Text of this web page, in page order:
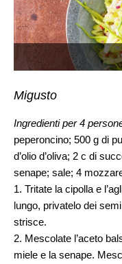
Migusto
Ingredientiper 4
peperoncino; 500 g di
d’olio d’oliva; 2 c di
senape; sale; 4
1. Tritate la cipolla e
lungo, privatelo dei
strisce.
2. Mescolate l’aceto
miele e la senape.